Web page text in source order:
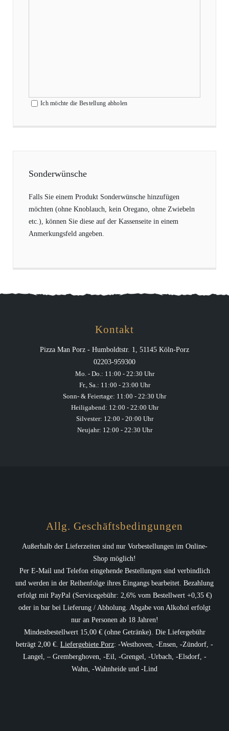
Ich möchte die Bestellung abholen
Sonderwünsche
Falls Sie einem Produkt Sonderwünsche hinzufügen
möchten (ohne Knoblauch, kein Oregano, ohne Zwiebeln
etc.), können Sie diese auf der Kassenseite in einem
Anmerkungsfeld angeben.
Kontakt
Pizza Man Porz - Humboldtstr. 1, 51145 Köln-Porz
02203-959300
Mo. - Do.: 11:00 - 22:30 Uhr
Fr., Sa.: 11:00 - 23:00 Uhr
Sonn- & Feiertage: 11:00 - 22:30 Uhr
Heiligabend: 12:00 - 22:00 Uhr
Silvester: 12:00 - 20:00 Uhr
Neujahr: 12:00 - 22:30 Uhr
Allg. Geschäftsbedingungen
Außerhalb der Lieferzeiten sind nur Vorbestellungen im Online-
Shop möglich!
Per E-Mail und Telefon eingehende Bestellungen sind verbindlich
und werden in der Reihenfolge ihres Eingangs bearbeitet. Bezahlung
erfolgt mit PayPal (Servicegebühr: 2,6% vom Bestellwert +0,35 €)
oder in bar bei Lieferung / Abholung. Abgabe von Alkohol erfolgt
nur an Personen ab 18 Jahren!
Mindestbestellwert 15,00 € (ohne Getränke). Die Liefergebühr
beträgt 2,00 €. Liefergebiete Porz: -Westhoven, -Ensen, -Zündorf, -
Langel, – Gremberghoven, -Eil, -Grengel, -Urbach, -Elsdorf, -
Wahn, -Wahnheide und -Lind